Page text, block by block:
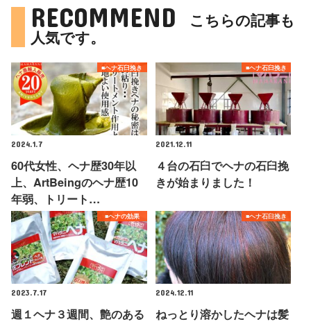
RECOMMEND
こちらの記事も
人気です。
■ヘナ石臼挽き
2024.1.7
60代女性、ヘナ歴30年以
上、ArtBeingのヘナ歴10
年弱、トリート…
■ヘナ石臼挽き
2021.12.11
４台の石臼でヘナの石臼挽
きが始まりました！
■ヘナの効果
2023.7.17
週１ヘナ３週間、艶のある
■ヘナ石臼挽き
2024.12.11
ねっとり溶かしたヘナは髪